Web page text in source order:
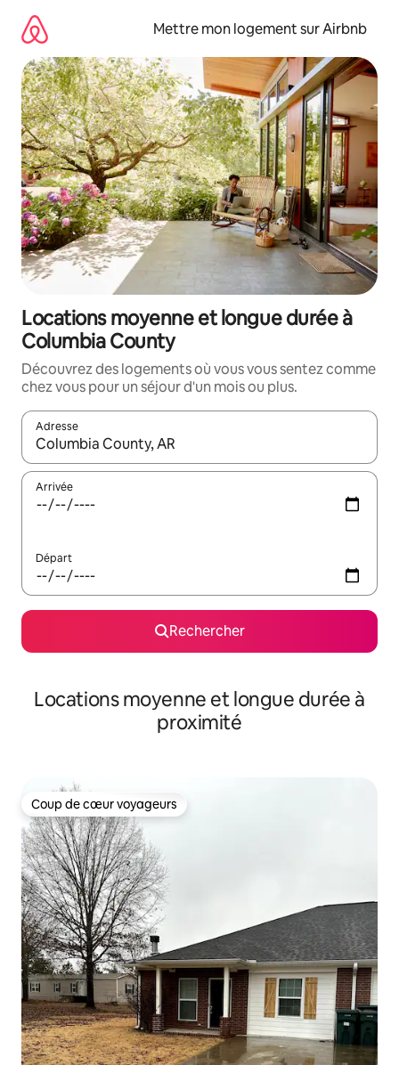
directement
contenu
Mettre mon logement sur Airbnb
Locations moyenne et longue durée à
Columbia County
Découvrez des logements où vous vous sentez comme
chez vous pour un séjour d'un mois ou plus.
Adresse
Lorsque les résultats s'affichent, utilisez les flèches vers le
Arrivée
Départ
Rechercher
Locations moyenne et longue durée à
proximité
Coup de cœur voyageurs
Coup de cœur voyageurs